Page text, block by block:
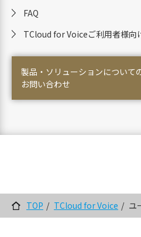
FAQ
TCloud for Voiceご利用者様向
製品・ソリューションについて
お問い合わせ
TOP TCloud for Voice ユ